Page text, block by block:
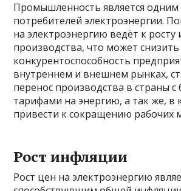
Промышленность является одним
потребителей электроэнергии.
на электроэнергию ведёт к росту
производства, что может снизить
конкурентоспособность
внутреннем и внешнем рынках,
перенос производства в страны
тарифами на энергию, а так же, в
привести к сокращению рабочих
Рост инфляции
Рост цен на электроэнергию